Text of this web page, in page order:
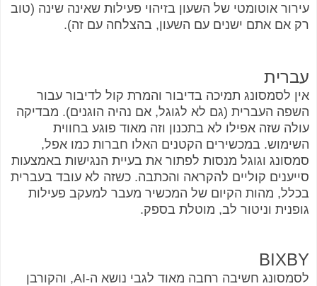
עירור אוטומטי של השעון בזיהוי פעילות שאינה שינה (טוב
רק אם אתם ישנים עם השעון, בהצלחה עם זה).
עברית
אין לסמסונג תמיכה בדיבור והמרת קול לדיבור עבור
השפה העברית (גם לא לגוגל, אם נהיה הוגנים). מבדיקה
עולה שזה אפילו לא בתכנון וזה מאוד פוגע בחווית
השימוש. במכשירים הקטנים האלו חברות כמו אפל,
סמסונג וגוגל מנסות לפתור את בעיית הנגישות באמצעות
סייענים קוליים להקראה והכתבה. כשזה לא עובד בעברית
בכלל, מהות הקיום של המכשיר מעבר למעקב פעילות
גופנית וניטור לב, מוטלת בספק.
BIXBY
לסמסונג חשיבה רחבה מאוד לגבי נושא ה-AI, והקורבן